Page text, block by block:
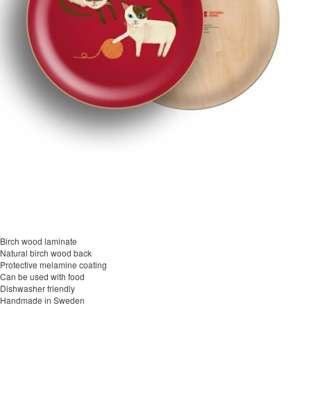
Birch wood laminate
Natural birch wood back
Protective melamine coating
Can be used with food
Dishwasher friendly
Handmade in Sweden